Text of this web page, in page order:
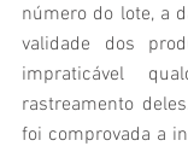
número do lote, a
validade dos
impraticável
rastreamento
foi comprovada a